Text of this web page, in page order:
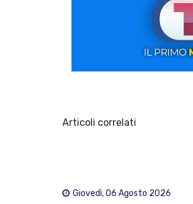
Articoli correlati
Giovedì, 06 Agosto 2026